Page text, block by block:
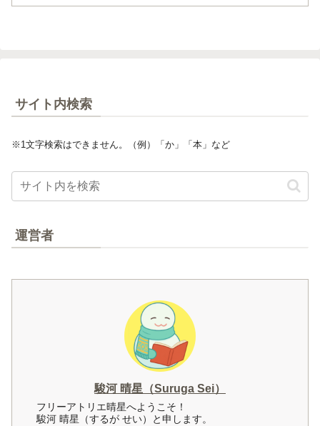
サイト内検索
※1文字検索はできません。（例）「か」「本」など
運営者
駿河 晴星（Suruga Sei）
フリーアトリエ晴星へようこそ！
駿河 晴星（するが せい）と申します。